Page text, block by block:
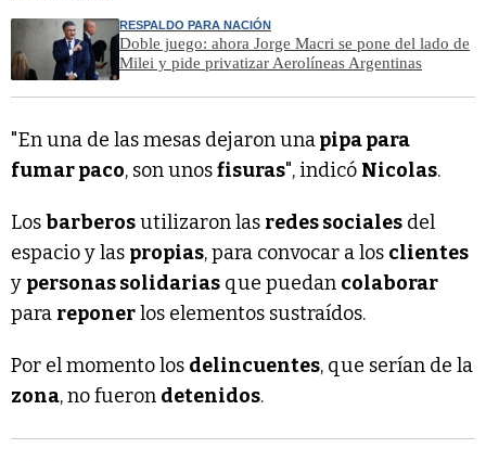
RESPALDO PARA NACIÓN
Doble juego: ahora Jorge Macri se pone del lado de
Milei y pide privatizar Aerolíneas Argentinas
"En una de las mesas dejaron unapipa para
fumar paco, son unosfisuras", indicó Nicolas.
Losbarberosutilizaron las redes sociales del
espacio y las propias, para convocar a los clientes
y personas solidarias que puedan colaborar
para reponerlos elementos sustraídos.
Por el momento los delincuentes, que serían de la
zona, no fueron detenidos.